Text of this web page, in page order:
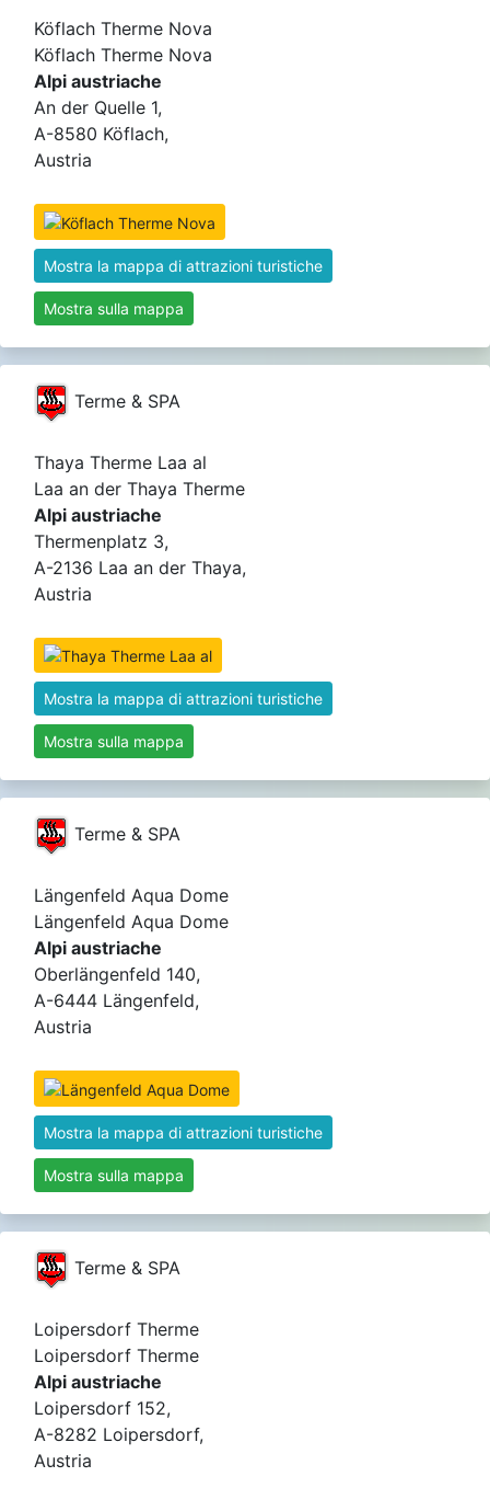
Köflach Therme Nova
Köflach Therme Nova
Alpi austriache
An der Quelle 1,
A-8580 Köflach,
Austria
Mostra la mappa di attrazioni turistiche
Mostra sulla mappa
Terme & SPA
Thaya Therme Laa al
Laa an der Thaya Therme
Alpi austriache
Thermenplatz 3,
A-2136 Laa an der Thaya,
Austria
Mostra la mappa di attrazioni turistiche
Mostra sulla mappa
Terme & SPA
Längenfeld Aqua Dome
Längenfeld Aqua Dome
Alpi austriache
Oberlängenfeld 140,
A-6444 Längenfeld,
Austria
Mostra la mappa di attrazioni turistiche
Mostra sulla mappa
Terme & SPA
Loipersdorf Therme
Loipersdorf Therme
Alpi austriache
Loipersdorf 152,
A-8282 Loipersdorf,
Austria